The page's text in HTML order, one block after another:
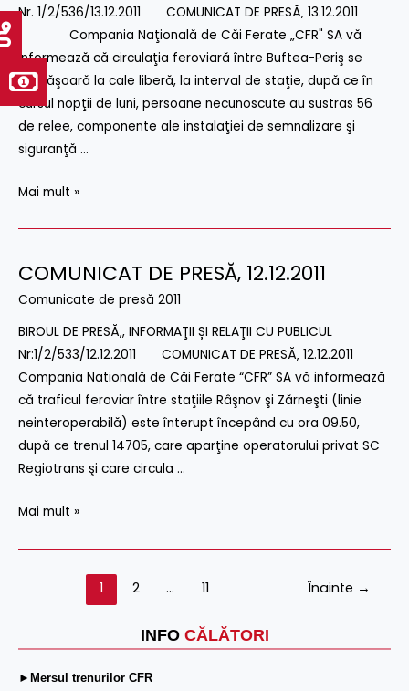
INFO CĂLĂTORI
►Mersul trenurilor CFR
Nr. 1/2/536/13.12.2011 COMUNICAT DE PRESĂ‚ 13.12.2011
Compania Naţională de Căi Ferate „CFR" SA vă
informează că circulaţia feroviară între Buftea-Periş se
desfăşoară la cale liberă, la interval de staţie, după ce în
cursul nopţii de luni, persoane necunoscute au sustras 56
de relee, componente ale instalaţiei de semnalizare şi
siguranţă …
13.12.2011
Mai mult »
COMUNICAT DE PRESĂ‚ 12.12.2011
Comunicate de presă 2011
BIROUL DE PRESĂ‚, INFORMAŢII ȘI RELAŢII CU PUBLICUL
Nr:1/2/533/12.12.2011 COMUNICAT DE PRESĂ‚ 12.12.2011
Compania Natională de Căi Ferate “CFR” SA vă informează
că traficul feroviar între staţiile Râşnov şi Zărneşti (linie
neinteroperabilă) este înterupt începând cu ora 09.50,
după ce trenul 14705, care aparţine operatorului privat SC
Regiotrans şi care circula …
COMUNICAT
DE
12.12.2011
Mai mult »
1 2 … 11 Înainte →